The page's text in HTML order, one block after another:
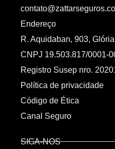
Endereço
R. Aquidaban, 903,
CNPJ 19.503.817/0001-
Registro Susep nro.
Política de privacidade
Código de Ética
Canal Seguro
SIGA-NOS